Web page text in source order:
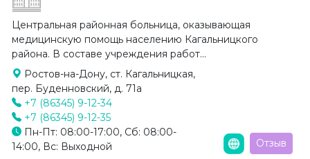
Центральная районная больница, оказывающая
медицинскую помощь населению Кагальницкого
района. В составе учреждения работ...
Ростов-на-Дону, ст. Кагальницкая,
пер. Буденновский, д. 71а
+7 (86345) 9-12-34
+7 (86345) 9-12-35
Пн-Пт: 08:00-17:00, Сб: 08:00-
14:00, Вс: Выходной
Отзыв